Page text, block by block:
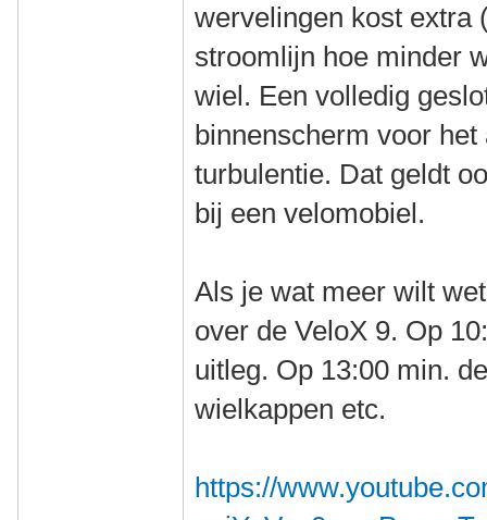
wervelingen kost extra
stroomlijn hoe minder
wiel. Een volledig
binnenscherm voor
turbulentie. Dat geldt
bij een velomobiel.
Als je wat meer wilt
over de VeloX 9. Op
uitleg. Op 13:00 min.
wielkappen etc.
https://